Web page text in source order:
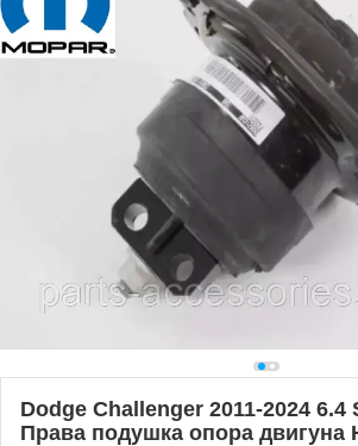
Dodge Challenger 2011-2024 6.4
Права подушка опора двигуна